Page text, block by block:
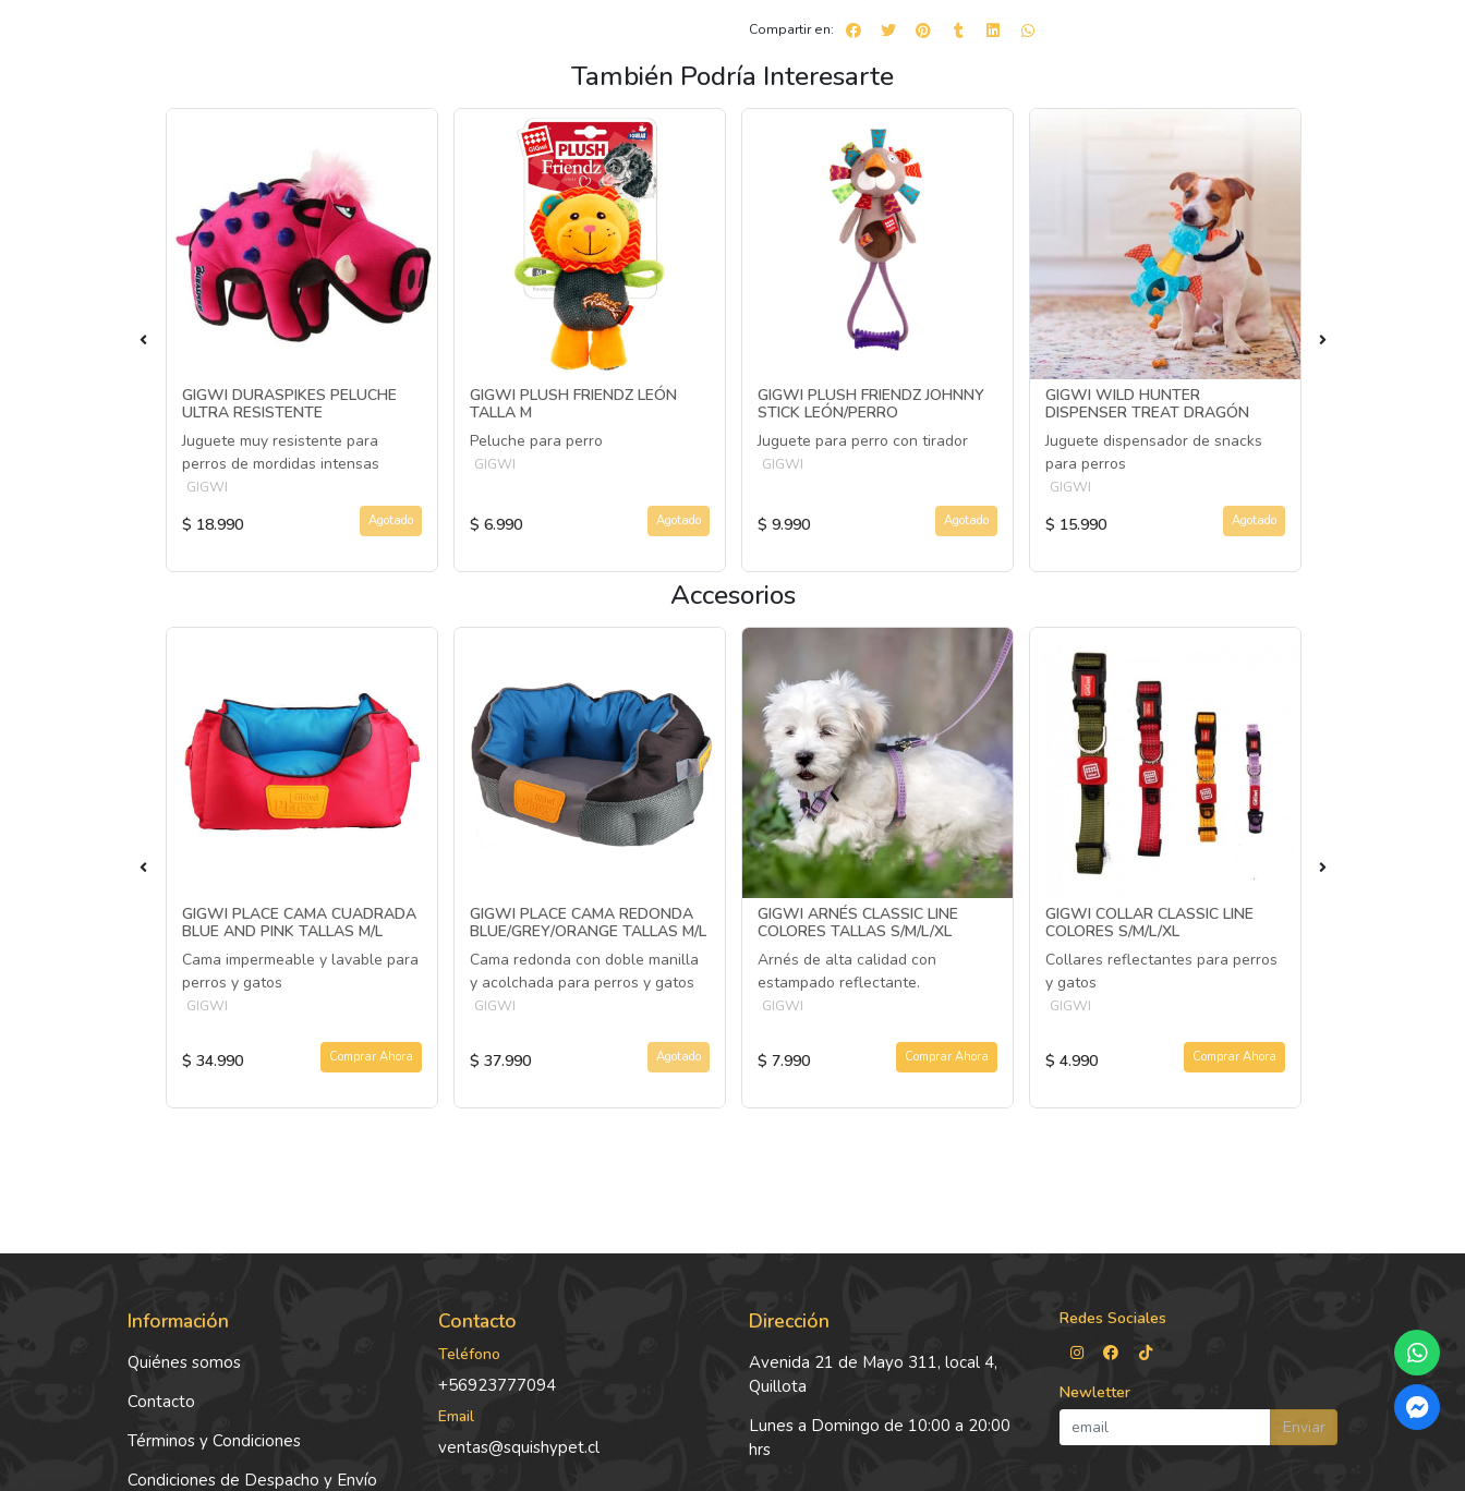
Compartir en:
También Podría Interesarte
GIGWI DURASPIKES PELUCHE
ULTRA RESISTENTE
Juguete muy resistente para
perros de mordidas intensas
GIGWI
$ 18.990 Agotado
GIGWI PLUSH FRIENDZ LEÓN
TALLA M
Peluche para perro
GIGWI
$ 6.990 Agotado
GIGWI PLUSH FRIENDZ JOHNNY
STICK LEÓN/PERRO
Juguete para perro con tirador
GIGWI
$ 9.990 Agotado
GIGWI WILD HUNTER
DISPENSER TREAT DRAGÓN
Juguete dispensador de snacks
para perros
GIGWI
$ 15.990 Agotado
Accesorios
GIGWI PLACE CAMA CUADRADA
BLUE AND PINK TALLAS M/L
Cama impermeable y lavable para
perros y gatos
GIGWI
$ 34.990 Comprar Ahora
GIGWI PLACE CAMA REDONDA
BLUE/GREY/ORANGE TALLAS M/L
Cama redonda con doble manilla
y acolchada para perros y gatos
GIGWI
$ 37.990 Agotado
GIGWI ARNÉS CLASSIC LINE
COLORES TALLAS S/M/L/XL
Arnés de alta calidad con
estampado reflectante.
GIGWI
$ 7.990 Comprar Ahora
GIGWI COLLAR CLASSIC LINE
COLORES S/M/L/XL
Collares reflectantes para perros
y gatos
GIGWI
$ 4.990 Comprar Ahora
Información
Quiénes somos
Contacto
Términos y Condiciones
Condiciones de Despacho y Envío
Contacto
Teléfono
+56923777094
Email
ventas@squishypet.cl
Dirección
Avenida 21 de Mayo 311, local 4,
Quillota
Lunes a Domingo de 10:00 a 20:00
hrs
Redes Sociales
Newletter
Enviar